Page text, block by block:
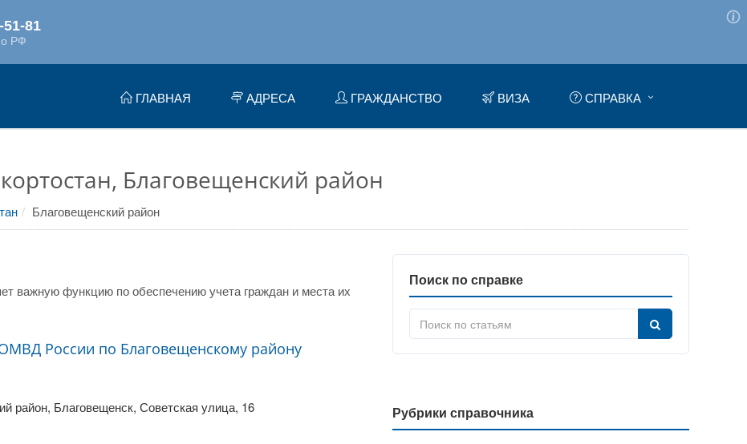
ГЛАВНАЯ АДРЕСА ГРАЖДАНСТВО ВИЗА СПРАВКА
Благовещенский район
Благовещенский район
важную функцию по обеспечению учета граждан и места их
России по Благовещенскому району
район, Благовещенск, Советская улица, 16
Поиск по справке
Рубрики справочника